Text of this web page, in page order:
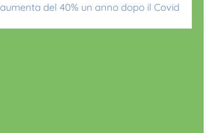
aumenta del 40% un anno dopo il Covid